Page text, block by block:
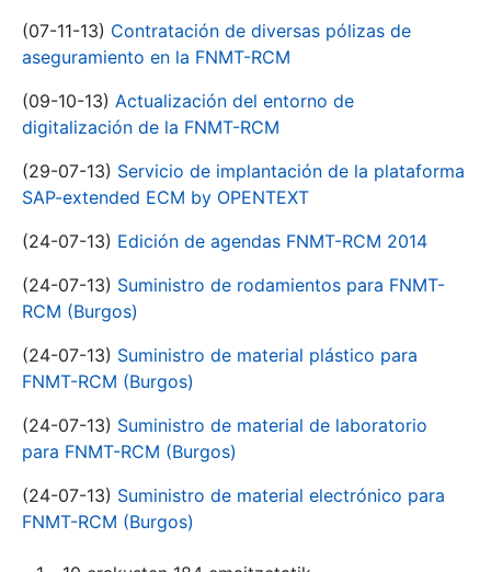
(07-11-13) Contratación de diversas pólizas de
aseguramiento en la FNMT-RCM
(09-10-13) Actualización del entorno de
digitalización de la FNMT-RCM
(29-07-13) Servicio de implantación de la plataforma
SAP-extended ECM by OPENTEXT
(24-07-13) Edición de agendas FNMT-RCM 2014
(24-07-13) Suministro de rodamientos para FNMT-
RCM (Burgos)
(24-07-13) Suministro de material plástico para
FNMT-RCM (Burgos)
(24-07-13) Suministro de material de laboratorio
para FNMT-RCM (Burgos)
(24-07-13) Suministro de material electrónico para
FNMT-RCM (Burgos)